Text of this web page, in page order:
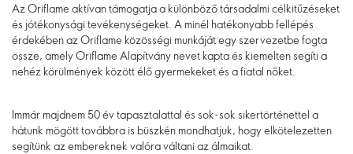
Az Oriflame aktívan támogatja a különböző társadalmi célkitűzéseket
és jótékonysági tevékenységeket. A minél hatékonyabb fellépés
érdekében az Oriflame közösségi munkáját egy szervezetbe fogta
össze, amely Oriflame Alapítvány nevet kapta és kiemelten segíti a
nehéz körülmények között élő gyermekeket és a fiatal nőket.
Immár majdnem 50 év tapasztalattal és sok-sok sikertörténettel a
hátunk mögött továbbra is büszkén mondhatjuk, hogy elkötelezetten
segítünk az embereknek valóra váltani az álmaikat.